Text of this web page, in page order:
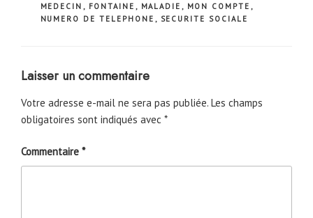
MEDECIN , FONTAINE , MALADIE , MON COMPTE ,
NUMERO DE TELEPHONE , SECURITE SOCIALE
Laisser un commentaire
Votre adresse e-mail ne sera pas publiée. Les champs
obligatoires sont indiqués avec *
Commentaire *